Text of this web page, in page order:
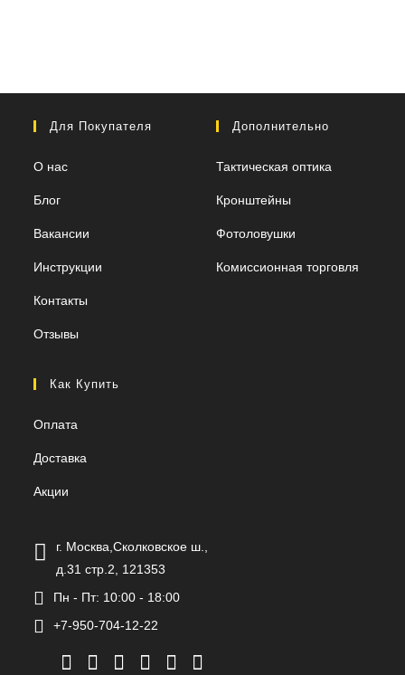
Для Покупателя
О нас
Блог
Вакансии
Инструкции
Контакты
Отзывы
Дополнительно
Тактическая оптика
Кронштейны
Фотоловушки
Комиссионная торговля
Как Купить
Оплата
Доставка
Акции
г. Москва,Сколковское ш.,
д.31 стр.2, 121353
Пн - Пт: 10:00 - 18:00
+7-950-704-12-22